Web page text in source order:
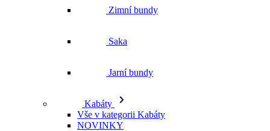
Zimní bundy
Saka
Jarní bundy
Kabáty
Vše v kategorii Kabáty
NOVINKY